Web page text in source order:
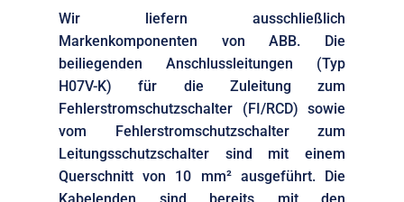
Wir liefern ausschließlich
Markenkomponenten von ABB. Die
beiliegenden Anschlussleitungen (Typ
H07V-K) für die Zuleitung zum
Fehlerstromschutzschalter (FI/RCD) sowie
vom Fehlerstromschutzschalter zum
Leitungsschutzschalter sind mit einem
Querschnitt von 10 mm² ausgeführt. Die